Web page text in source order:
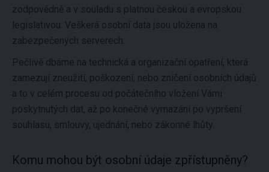
zodpovědně a v souladu s platnou českou a evropskou
legislativou. Veškerá osobní data jsou uložena na
zabezpečených serverech.
Pečlivě dbáme na technická a organizační opatření, která
zamezují zneužití, poškození, nebo zničení osobních údajů
a to v celém procesu od počátečního vložení Vámi
poskytnutých dat, až po konečné vymazání po vypršení
souhlasu, smlouvy, ujednání, nebo zákonné lhůty.
Komu mohou být osobní údaje zpřístupněny?